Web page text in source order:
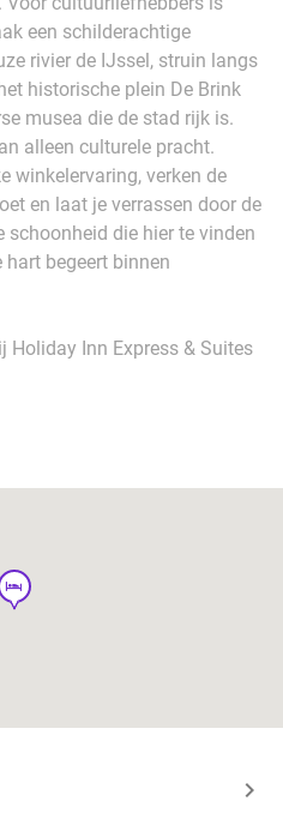
een schilderachtige
rivier de IJssel, struin langs
historische plein De Brink
musea die de stad rijk is.
alleen culturele pracht.
winkelervaring, verken de
en laat je verrassen door de
die hier te vinden
hart begeert binnen
Holiday Inn Express & Suites
hotel